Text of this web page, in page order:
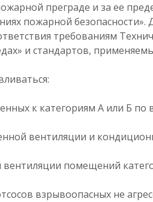
преграде и за ее
пожарной
требованиям
и стандартов,
к категориям A или Б
вентиляции и
вентиляции помещений
взрывоопасных не